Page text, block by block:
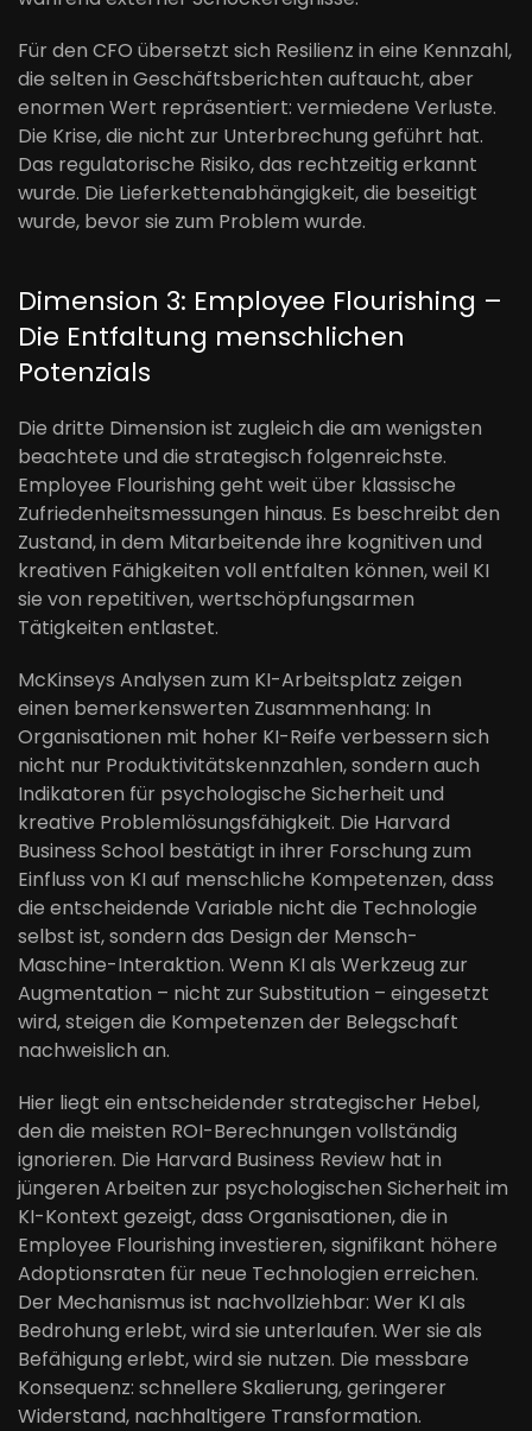
Für den CFO übersetzt sich Resilienz in eine Kennzahl,
die selten in Geschäftsberichten auftaucht, aber
enormen Wert repräsentiert: vermiedene Verluste.
Die Krise, die nicht zur Unterbrechung geführt hat.
Das regulatorische Risiko, das rechtzeitig erkannt
wurde. Die Lieferkettenabhängigkeit, die beseitigt
wurde, bevor sie zum Problem wurde.
Dimension 3: Employee Flourishing –
Die Entfaltung menschlichen
Potenzials
Die dritte Dimension ist zugleich die am wenigsten
beachtete und die strategisch folgenreichste.
Employee Flourishing geht weit über klassische
Zufriedenheitsmessungen hinaus. Es beschreibt den
Zustand, in dem Mitarbeitende ihre kognitiven und
kreativen Fähigkeiten voll entfalten können, weil KI
sie von repetitiven, wertschöpfungsarmen
Tätigkeiten entlastet.
McKinseys Analysen zum KI-Arbeitsplatz zeigen
einen bemerkenswerten Zusammenhang: In
Organisationen mit hoher KI-Reife verbessern sich
nicht nur Produktivitätskennzahlen, sondern auch
Indikatoren für psychologische Sicherheit und
kreative Problemlösungsfähigkeit. Die Harvard
Business School bestätigt in ihrer Forschung zum
Einfluss von KI auf menschliche Kompetenzen, dass
die entscheidende Variable nicht die Technologie
selbst ist, sondern das Design der Mensch-
Maschine-Interaktion. Wenn KI als Werkzeug zur
Augmentation – nicht zur Substitution – eingesetzt
wird, steigen die Kompetenzen der Belegschaft
nachweislich an.
Hier liegt ein entscheidender strategischer Hebel,
den die meisten ROI-Berechnungen vollständig
ignorieren. Die Harvard Business Review hat in
jüngeren Arbeiten zur psychologischen Sicherheit im
KI-Kontext gezeigt, dass Organisationen, die in
Employee Flourishing investieren, signifikant höhere
Adoptionsraten für neue Technologien erreichen.
Der Mechanismus ist nachvollziehbar: Wer KI als
Bedrohung erlebt, wird sie unterlaufen. Wer sie als
Befähigung erlebt, wird sie nutzen. Die messbare
Konsequenz: schnellere Skalierung, geringerer
Widerstand, nachhaltigere Transformation.